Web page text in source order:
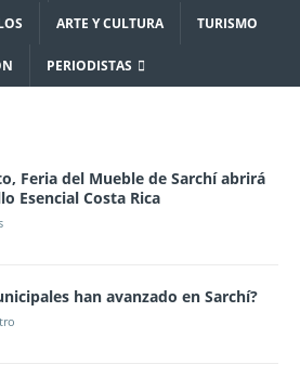
ARTE Y CULTURA TURISMO
PERIODISTAS
Feria del Mueble de Sarchí abrirá
Esencial Costa Rica
han avanzado en Sarchí?